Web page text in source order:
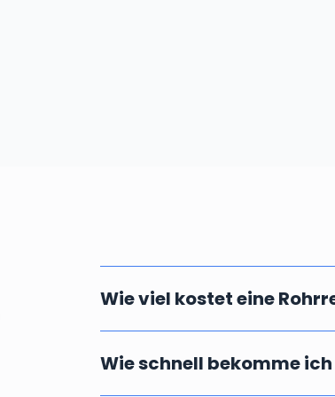
Wie viel kostet eine
vor Ort ab. Massgebend dafür ist
Wie schnell bekomme